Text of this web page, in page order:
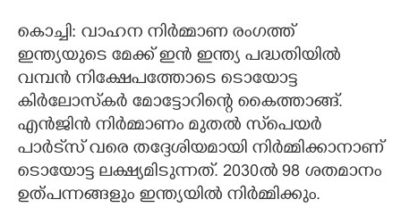
LITERATURE
ZOOM
CONTACT US
കൊച്ചി: വാഹന നിർമ്മാണ രംഗത്ത്
ഇന്ത്യയുടെ മേക്ക് ഇൻ ഇന്ത്യ പദ്ധതിയിൽ
വമ്പൻ നിക്ഷേപത്തോടെ ടൊയോട്ട
കിർലോസ്‌കർ മോട്ടോറിന്റെ കൈത്താങ്ങ്.
എൻജിൻ നിർമ്മാണം മുതൽ സ്‌പെയർ
പാർട്‌സ് വരെ തദ്ദേശിയമായി നിർമ്മിക്കാനാണ്
ടൊയോട്ട ലക്ഷ്യമിടുന്നത്. 2030ൽ 98 ശതമാനം
ഉത്പന്നങ്ങളും ഇന്ത്യയിൽ നിർമ്മിക്കും.